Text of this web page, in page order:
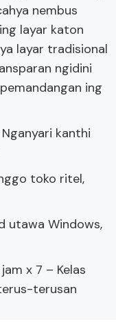
nembus
layar katon
layar tradisional
ngidini
ing
kanthi
toko ritel,
utawa Windows,
x 7 – Kelas
terusan